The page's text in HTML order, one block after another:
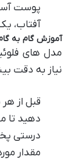
پوست
آفتاب،
آموزش گام به
مدل های
نیاز به دقت
قبل از
دهید تا
درستی
مقدار